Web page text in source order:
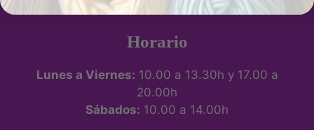
ubicación
Horario
Lunes a Viernes: 10.00 a 13.30h y 17.00 a
20.00h
Sábados: 10.00 a 14.00h